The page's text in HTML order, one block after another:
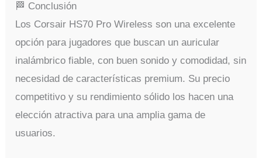
🏁 Conclusión
Los Corsair HS70 Pro Wireless son una excelente
opción para jugadores que buscan un auricular
inalámbrico fiable, con buen sonido y comodidad, sin
necesidad de características premium. Su precio
competitivo y su rendimiento sólido los hacen una
elección atractiva para una amplia gama de
usuarios.